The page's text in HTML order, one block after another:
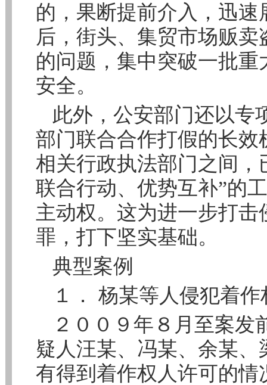
的，果断提前介入，迅
后，街头、集贸市场贩
的问题，集中突破一批
安全。
此外，公安部门还以专
部门联合合作打假的长
相关行政执法部门之间，
联合行动、优势互补”的
主动权。这为进一步打
罪，打下坚实基础。
典型案例
１． 杨某等人侵犯着作
２００９年８月至案发
疑人汪某、冯某、余某
有得到着作权人许可的情